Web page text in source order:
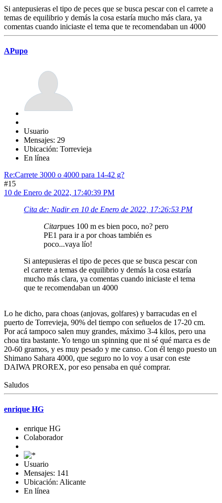
Si antepusieras el tipo de peces que se busca pescar con el carrete a
temas de equilibrio y demás la cosa estaría mucho más clara, ya
comentas cuando iniciaste el tema que te recomendaban un 4000
APupo
Usuario
Mensajes: 29
Ubicación: Torrevieja
En línea
Re:Carrete 3000 o 4000 para 14-42 g?
#15
10 de Enero de 2022, 17:40:39 PM
Cita de: Nadir en 10 de Enero de 2022, 17:26:53 PM
Citarpues 100 m es bien poco, no? pero
PE1 para ir a por choas también es
poco...vaya lío!
Si antepusieras el tipo de peces que se busca pescar con
el carrete a temas de equilibrio y demás la cosa estaría
mucho más clara, ya comentas cuando iniciaste el tema
que te recomendaban un 4000
Lo he dicho, para choas (anjovas, golfares) y barracudas en el
puerto de Torrevieja, 90% del tiempo con señuelos de 17-20 cm.
Por acá tampoco salen muy grandes, máximo 3-4 kilos, pero una
choa tira bastante. Yo tengo un spinning que ni sé qué marca es de
20-60 gramos, y es muy pesado y me canso. Con él tengo puesto un
Shimano Sahara 4000, que seguro no lo voy a usar con este
DAIWA PROREX, por eso pensaba en qué comprar.
Saludos
enrique HG
enrique HG
Colaborador
Usuario
Mensajes: 141
Ubicación: Alicante
En línea